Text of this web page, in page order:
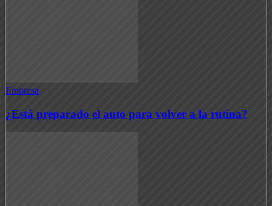
Empresa
¿Está preparado el auto para volver a la rutina?